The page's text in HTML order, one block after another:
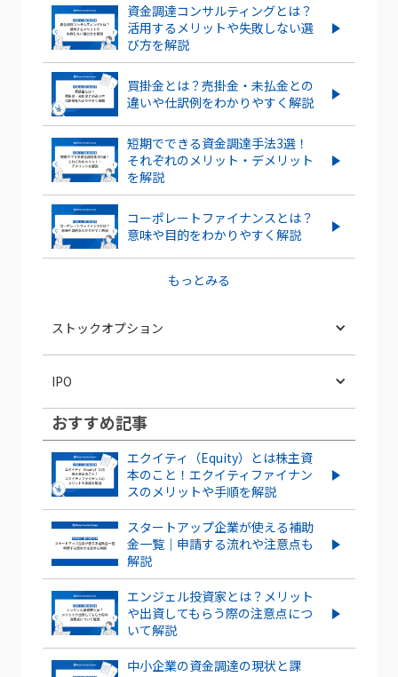
資金調達コンサルティングとは？
活用するメリットや失敗しない選
び方を解説
買掛金とは？売掛金・未払金との
違いや仕訳例をわかりやすく解説
短期でできる資金調達手法3選！
それぞれのメリット・デメリット
を解説
コーポレートファイナンスとは？
意味や目的をわかりやすく解説
もっとみる
ストックオプション
信託型ストックオプションとは？メリ
ット・デメリットを紹介
ストックオプション発行は株価にどう影
響する？株価の上昇・下落ケースを紹介
ベンチャー企業のストックオプションと
は？導入するメリット・デメリット、注
意点を解説
ストックオプションを新規に行使する
流れやタイミングを解説！
IPO
IPOとは？POや上場との違いやメリッ
スタートアップがIPOするメリット・デ
メリットとは？成功させるポイントも解
説
おすすめ記事
エクイティ（Equity）とは株主資
本のこと！エクイティファイナン
スのメリットや手順を解説
スタートアップ企業が使える補助
金一覧｜申請する流れや注意点も
解説
エンジェル投資家とは？メリット
や出資してもらう際の注意点につ
いて解説
中小企業の資金調達の現状と課